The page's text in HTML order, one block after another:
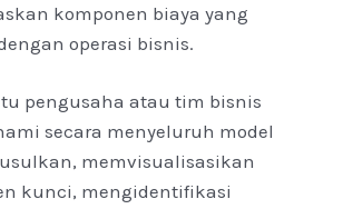
komponen biaya yang
operasi bisnis.
pengusaha atau tim bisnis
secara menyeluruh model
memvisualisasikan
kunci, mengidentifikasi